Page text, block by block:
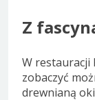
Z
W restauracji
zobaczyć
drewnianą